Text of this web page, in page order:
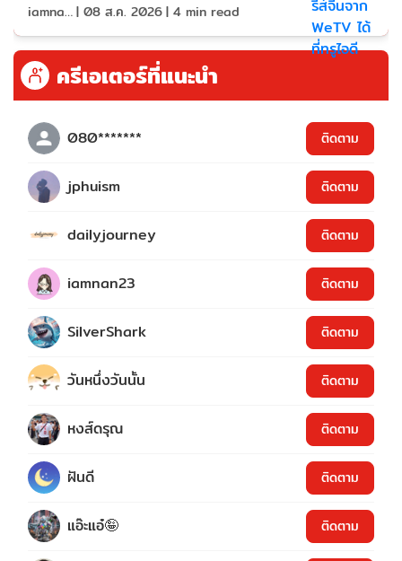
iamnan23| 08 ส.ค. 2026| 4 min read
ครีเอเตอร์ที่แนะนำ
080******* ติดตาม
jphuism ติดตาม
dailyjourney ติดตาม
iamnan23 ติดตาม
SilverShark ติดตาม
วันหนึ่งวันนั้น ติดตาม
หงส์ดรุณ ติดตาม
ฝันดี ติดตาม
แอ๊ะแอ๋🤪 ติดตาม